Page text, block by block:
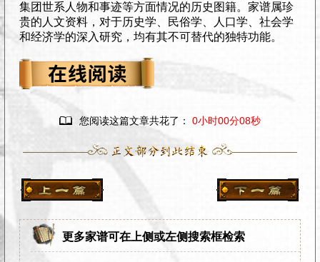
集团世系人物和事迹等方面情况的历史图籍。家谱属珍
贵的人文资料，对于历史学、民俗学、人口学、社会学
和经济学的深入研究，均有其不可替代的独特功能。
 您阅读这篇文章共花了： 0小时00分09秒
更多家谱可在上侧或左侧搜索框检索